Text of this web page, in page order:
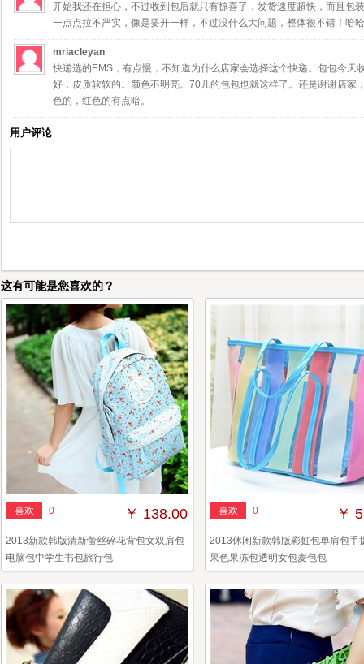
开始我还在担心，不过收到包后就只有惊喜了，发货速度超快，而且包
一点点拉不严实，像是要开一样，不过没什么大问题，整体很不错！哈
mriacleyan
快递选的EMS，有点慢，不知道为什么店家会选择这个快递。包包今天
好，皮质软软的。颜色不明亮。70几的包包也就这样了。还是谢谢店家
色的，红色的有点暗。
用户评论
这有可能是您喜欢的？
喜欢 0 ￥ 138.00
2013新款韩版清新蕾丝碎花背包女双肩包
电脑包中学生书包旅行包
喜欢 0 ￥
2013休闲新款韩版彩虹包单肩包手
果色果冻包透明女包麦包包